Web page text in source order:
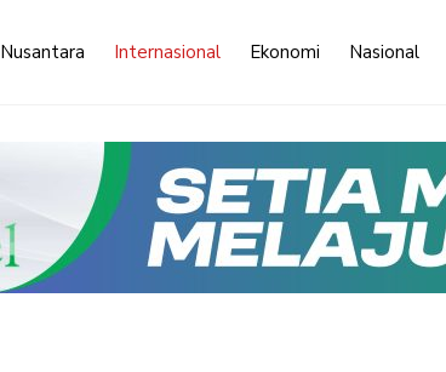
Internasional Ekonomi Nasional